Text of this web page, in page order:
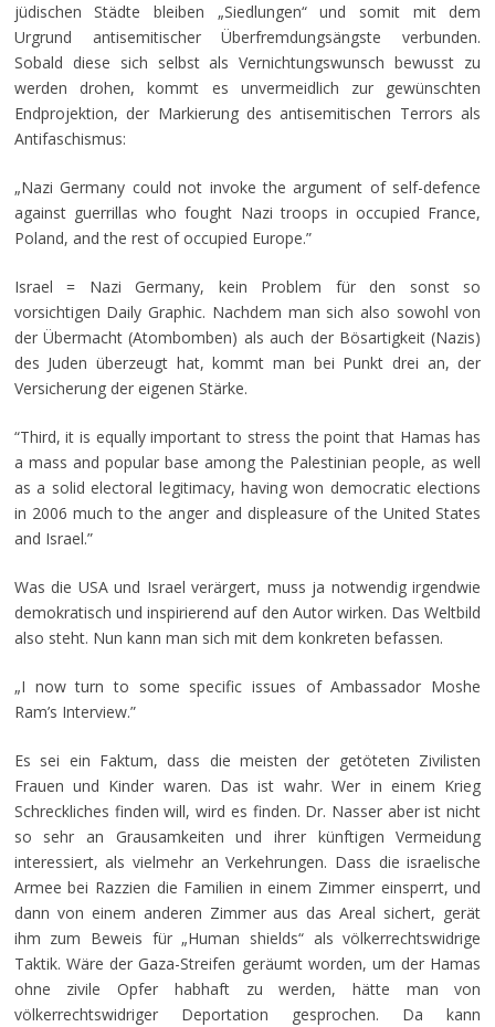
jüdischen Städte bleiben „Siedlungen“ und somit mit dem
Urgrund antisemitischer Überfremdungsängste verbunden.
Sobald diese sich selbst als Vernichtungswunsch bewusst zu
werden drohen, kommt es unvermeidlich zur gewünschten
Endprojektion, der Markierung des antisemitischen Terrors als
Antifaschismus:
„Nazi Germany could not invoke the argument of self-defence
against guerrillas who fought Nazi troops in occupied France,
Poland, and the rest of occupied Europe.”
Israel = Nazi Germany, kein Problem für den sonst so
vorsichtigen Daily Graphic. Nachdem man sich also sowohl von
der Übermacht (Atombomben) als auch der Bösartigkeit (Nazis)
des Juden überzeugt hat, kommt man bei Punkt drei an, der
Versicherung der eigenen Stärke.
“Third, it is equally important to stress the point that Hamas has
a mass and popular base among the Palestinian people, as well
as a solid electoral legitimacy, having won democratic elections
in 2006 much to the anger and displeasure of the United States
and Israel.”
Was die USA und Israel verärgert, muss ja notwendig irgendwie
demokratisch und inspirierend auf den Autor wirken. Das Weltbild
also steht. Nun kann man sich mit dem konkreten befassen.
„I now turn to some specific issues of Ambassador Moshe
Ram’s Interview.”
Es sei ein Faktum, dass die meisten der getöteten Zivilisten
Frauen und Kinder waren. Das ist wahr. Wer in einem Krieg
Schreckliches finden will, wird es finden. Dr. Nasser aber ist nicht
so sehr an Grausamkeiten und ihrer künftigen Vermeidung
interessiert, als vielmehr an Verkehrungen. Dass die israelische
Armee bei Razzien die Familien in einem Zimmer einsperrt, und
dann von einem anderen Zimmer aus das Areal sichert, gerät
ihm zum Beweis für „Human shields“ als völkerrechtswidrige
Taktik. Wäre der Gaza-Streifen geräumt worden, um der Hamas
ohne zivile Opfer habhaft zu werden, hätte man von
völkerrechtswidriger Deportation gesprochen. Da kann